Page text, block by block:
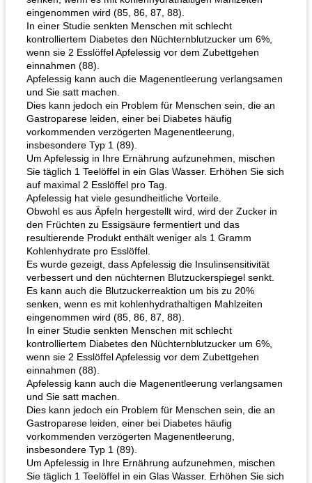
eingenommen wird (85, 86, 87, 88).
In einer Studie senkten Menschen mit schlecht
kontrolliertem Diabetes den Nüchternblutzucker um 6%,
wenn sie 2 Esslöffel Apfelessig vor dem Zubettgehen
einnahmen (88).
Apfelessig kann auch die Magenentleerung verlangsamen
und Sie satt machen.
Dies kann jedoch ein Problem für Menschen sein, die an
Gastroparese leiden, einer bei Diabetes häufig
vorkommenden verzögerten Magenentleerung,
insbesondere Typ 1 (89).
Um Apfelessig in Ihre Ernährung aufzunehmen, mischen
Sie täglich 1 Teelöffel in ein Glas Wasser. Erhöhen Sie sich
auf maximal 2 Esslöffel pro Tag.
Apfelessig hat viele gesundheitliche Vorteile.
Obwohl es aus Äpfeln hergestellt wird, wird der Zucker in
den Früchten zu Essigsäure fermentiert und das
resultierende Produkt enthält weniger als 1 Gramm
Kohlenhydrate pro Esslöffel.
Es wurde gezeigt, dass Apfelessig die Insulinsensitivität
verbessert und den nüchternen Blutzuckerspiegel senkt.
Es kann auch die Blutzuckerreaktion um bis zu 20%
senken, wenn es mit kohlenhydrathaltigen Mahlzeiten
eingenommen wird (85, 86, 87, 88).
In einer Studie senkten Menschen mit schlecht
kontrolliertem Diabetes den Nüchternblutzucker um 6%,
wenn sie 2 Esslöffel Apfelessig vor dem Zubettgehen
einnahmen (88).
Apfelessig kann auch die Magenentleerung verlangsamen
und Sie satt machen.
Dies kann jedoch ein Problem für Menschen sein, die an
Gastroparese leiden, einer bei Diabetes häufig
vorkommenden verzögerten Magenentleerung,
insbesondere Typ 1 (89).
Um Apfelessig in Ihre Ernährung aufzunehmen, mischen
Sie täglich 1 Teelöffel in ein Glas Wasser. Erhöhen Sie sich